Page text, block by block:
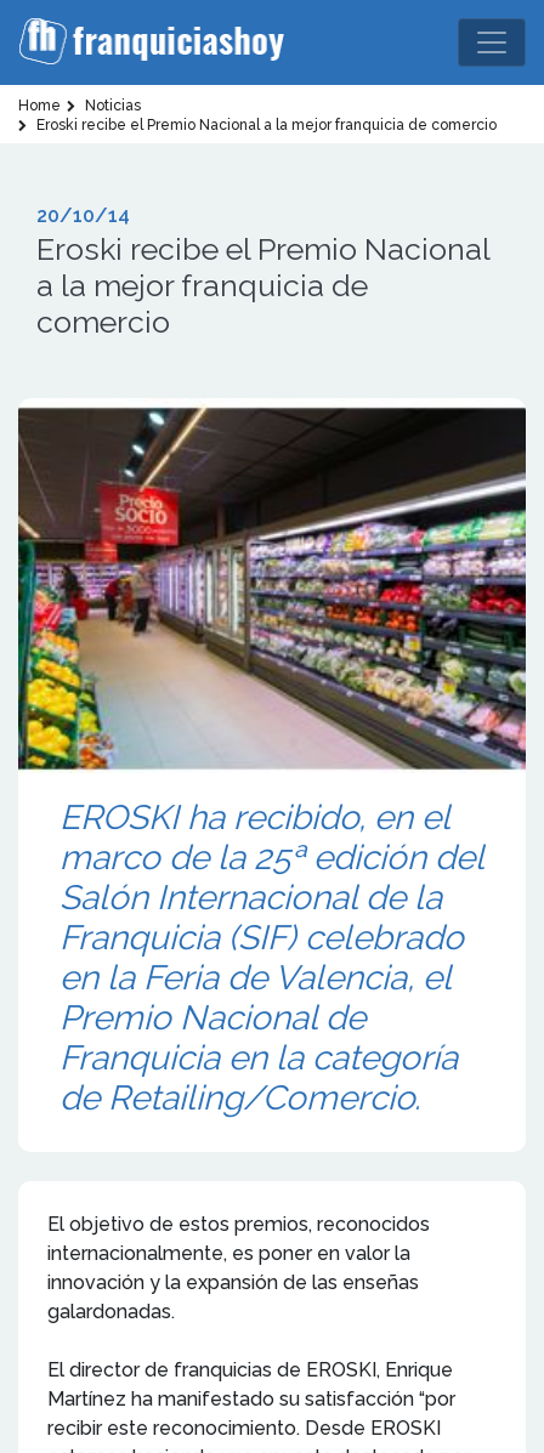
Home
Noticias
Eroski recibe el Premio Nacional a la mejor franquicia de comercio
20/10/14
Eroski recibe el Premio Nacional
a la mejor franquicia de
comercio
EROSKI ha recibido, en el
marco de la 25ª edición del
Salón Internacional de la
Franquicia (SIF) celebrado
en la Feria de Valencia, el
Premio Nacional de
Franquicia en la categoría
de Retailing/Comercio.
El objetivo de estos premios, reconocidos
internacionalmente, es poner en valor la
innovación y la expansión de las enseñas
galardonadas.
El director de franquicias de EROSKI, Enrique
Martínez ha manifestado su satisfacción “por
recibir este reconocimiento. Desde EROSKI